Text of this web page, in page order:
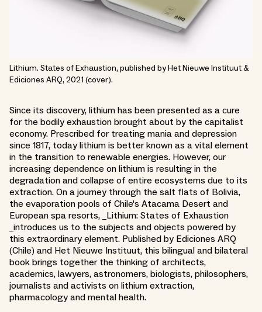
Lithium. States of Exhaustion, published by Het Nieuwe Instituut &
Ediciones ARQ, 2021 (cover).
Since its discovery, lithium has been presented as a cure
for the bodily exhaustion brought about by the capitalist
economy. Prescribed for treating mania and depression
since 1817, today lithium is better known as a vital element
in the transition to renewable energies. However, our
increasing dependence on lithium is resulting in the
degradation and collapse of entire ecosystems due to its
extraction. On a journey through the salt flats of Bolivia,
the evaporation pools of Chile's Atacama Desert and
European spa resorts, _Lithium: States of Exhaustion
_introduces us to the subjects and objects powered by
this extraordinary element. Published by Ediciones ARQ
(Chile) and Het Nieuwe Instituut, this bilingual and bilateral
book brings together the thinking of architects,
academics, lawyers, astronomers, biologists, philosophers,
journalists and activists on lithium extraction,
pharmacology and mental health.